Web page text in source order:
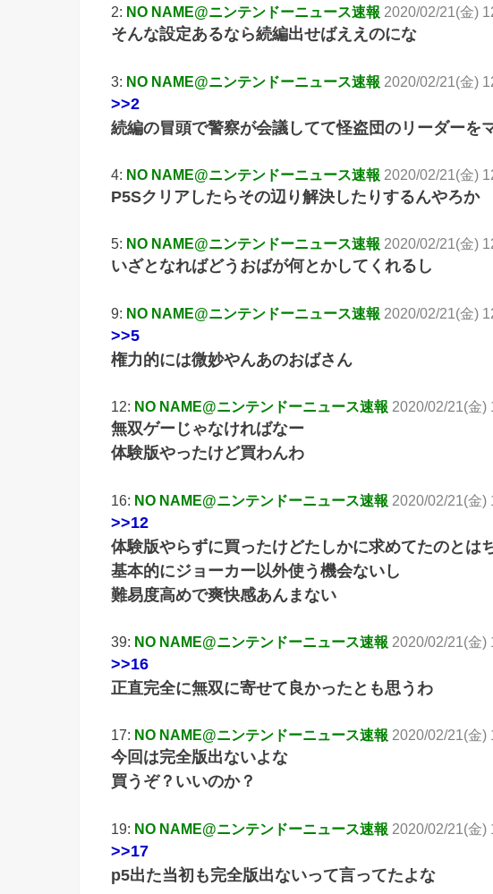
2: NO NAME@ニンテンドーニュース速報 2020/02/21(金)
そんな設定あるなら続編出せばええのにな
3: NO NAME@ニンテンドーニュース速報 2020/02/21(金)
>>2
続編の冒頭で警察が会議してて怪盗団のリーダーを
4: NO NAME@ニンテンドーニュース速報 2020/02/21(金)
P5Sクリアしたらその辺り解決したりするんやろか
5: NO NAME@ニンテンドーニュース速報 2020/02/21(金)
いざとなればどうおばが何とかしてくれるし
9: NO NAME@ニンテンドーニュース速報 2020/02/21(金)
>>5
権力的には微妙やんあのおばさん
12: NO NAME@ニンテンドーニュース速報 2020/02/21(金)
無双ゲーじゃなければなー
体験版やったけど買わんわ
16: NO NAME@ニンテンドーニュース速報 2020/02/21(金)
>>12
体験版やらずに買ったけどたしかに求めてたのとは
基本的にジョーカー以外使う機会ないし
難易度高めで爽快感あんまない
39: NO NAME@ニンテンドーニュース速報 2020/02/21(金)
>>16
正直完全に無双に寄せて良かったとも思うわ
17: NO NAME@ニンテンドーニュース速報 2020/02/21(金)
今回は完全版出ないよな
買うぞ？いいのか？
19: NO NAME@ニンテンドーニュース速報 2020/02/21(金)
>>17
p5出た当初も完全版出ないって言ってたよな